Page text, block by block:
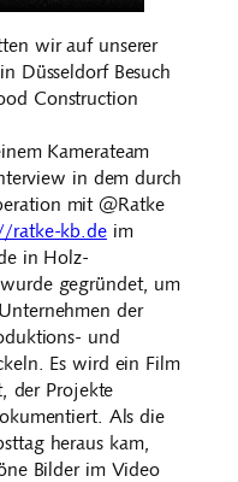
wir auf unserer
Düsseldorf Besuch
Construction
Kamerateam
in dem durch
mit @Ratke
ratke-kb.deim
in Holz-
gegründet, um
der
und
Es wird ein Film
der Projekte
Als die
heraus kam,
Bilder im Video